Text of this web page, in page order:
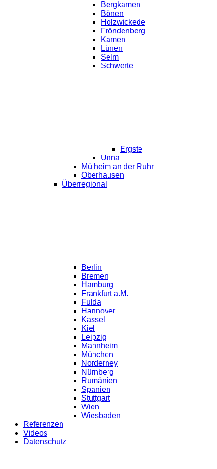
Bergkamen
Bönen
Holzwickede
Fröndenberg
Kamen
Lünen
Selm
Schwerte
Ergste
Unna
Mülheim an der Ruhr
Oberhausen
Überregional
Berlin
Bremen
Hamburg
Frankfurt a.M.
Fulda
Hannover
Kassel
Kiel
Leipzig
Mannheim
München
Norderney
Nürnberg
Rumänien
Spanien
Stuttgart
Wien
Wiesbaden
Referenzen
Videos
Datenschutz